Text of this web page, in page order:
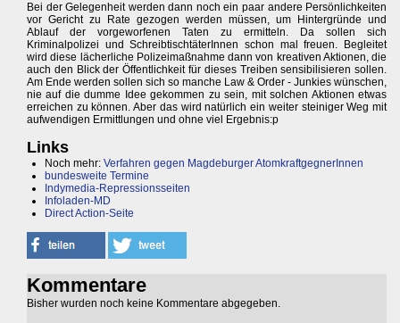
Bei der Gelegenheit werden dann noch ein paar andere Persönlichkeiten
vor Gericht zu Rate gezogen werden müssen, um Hintergründe und
Ablauf der vorgeworfenen Taten zu ermitteln. Da sollen sich
Kriminalpolizei und SchreibtischtäterInnen schon mal freuen. Begleitet
wird diese lächerliche Polizeimaßnahme dann von kreativen Aktionen, die
auch den Blick der Öffentlichkeit für dieses Treiben sensibilisieren sollen.
Am Ende werden sollen sich so manche Law & Order - Junkies wünschen,
nie auf die dumme Idee gekommen zu sein, mit solchen Aktionen etwas
erreichen zu können. Aber das wird natürlich ein weiter steiniger Weg mit
aufwendigen Ermittlungen und ohne viel Ergebnis:p
Links
Noch mehr: Verfahren gegen Magdeburger AtomkraftgegnerInnen
bundesweite Termine
Indymedia-Repressionsseiten
Infoladen-MD
Direct Action-Seite
Kommentare
Bisher wurden noch keine Kommentare abgegeben.